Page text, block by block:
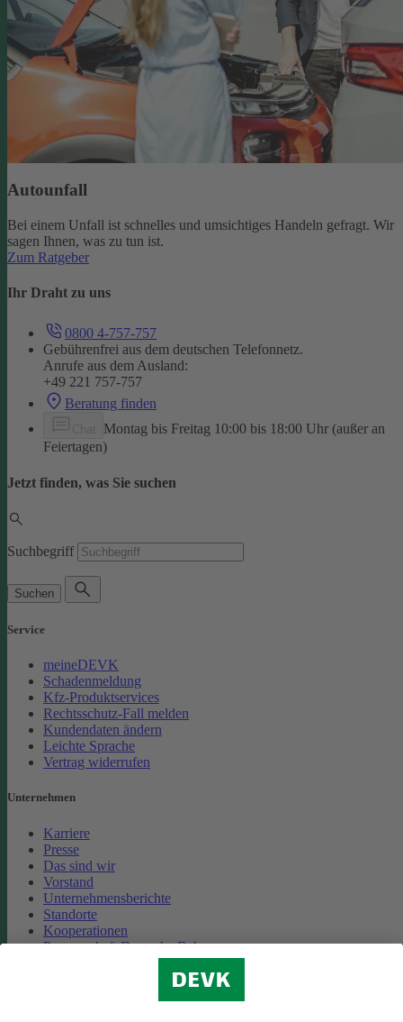
Autounfall
Bei einem Unfall ist schnelles und umsichtiges Handeln gefragt. Wir
sagen Ihnen, was zu tun ist.
Zum Ratgeber
Ihr Draht zu uns
0800 4-757-757
Gebührenfrei aus dem deutschen Telefonnetz.
Anrufe aus dem Ausland:
+49 221 757-757
Beratung finden
Montag bis Freitag 10:00 bis 18:00 Uhr (außer an
Feiertagen)
Jetzt finden, was Sie suchen
Suchbegriff
Suchen
Service
meineDEVK
Schadenmeldung
Kfz-Produktservices
Rechtsschutz-Fall melden
Kundendaten ändern
Leichte Sprache
Vertrag widerrufen
Unternehmen
Karriere
Presse
Das sind wir
Vorstand
Unternehmensberichte
Standorte
Kooperationen
Partnerschaft Deutsche Bahn